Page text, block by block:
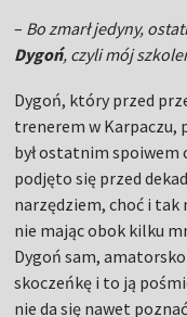
nie mając obok kilku
Dygoń sam,
nie da się nawet
niż ta największa.
Dygoń odszedł 25
ceremonią z udziałem
–Po tej sytuacji
Pytali, szukali
trenera, jednak żeby